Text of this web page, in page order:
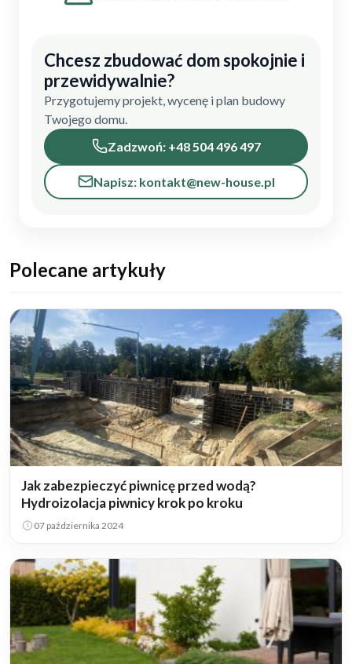
Chcesz zbudować dom spokojnie i
przewidywalnie?
Przygotujemy projekt, wycenę i plan budowy
Twojego domu.
Zadzwoń: +48 504 496 497
Napisz: kontakt@new-house.pl
Polecane artykuły
Jak zabezpieczyć piwnicę przed wodą?
Hydroizolacja piwnicy krok po kroku
07 października 2024